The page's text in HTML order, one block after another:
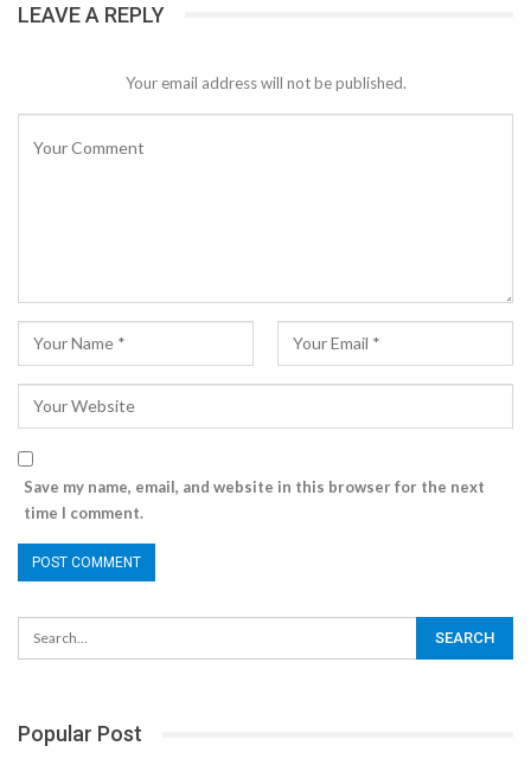
LEAVE A REPLY
Your email address will not be published.
Save my name, email, and website in this browser for the next
time I comment.
Popular Post